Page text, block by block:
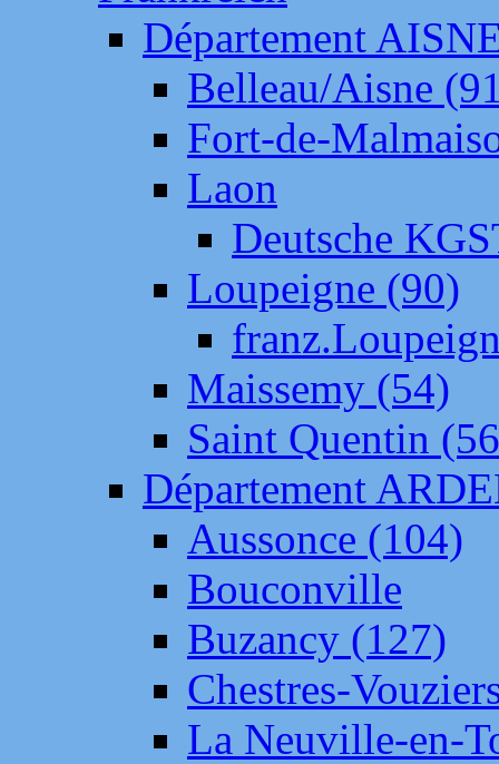
Département
Belleau/Aisne
Fort-de-
Laon
Deutsche
Loupeigne (90)
Maissemy (54)
Saint Quentin
Département
Aussonce (104)
Bouconville
Buzancy (127)
Chestres-
La Neuville-en-